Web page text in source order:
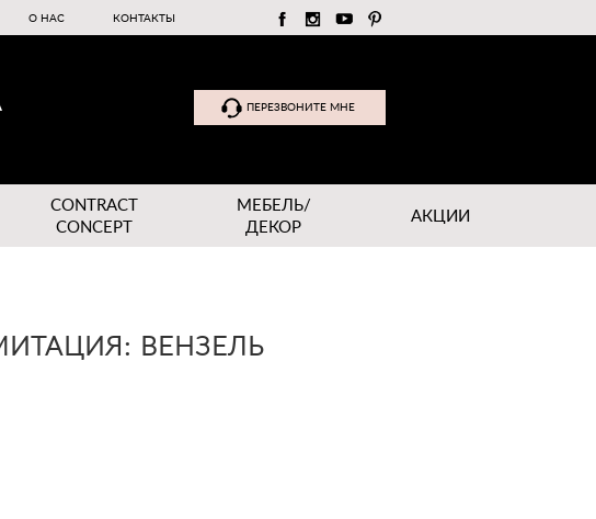
О НАС КОНТАКТЫ
ПЕРЕЗВОНИТЕ МНЕ
CONTRACT
CONCEPT
МЕБЕЛЬ/
ДЕКОР
АКЦИИ
ВЕНЗЕЛЬ